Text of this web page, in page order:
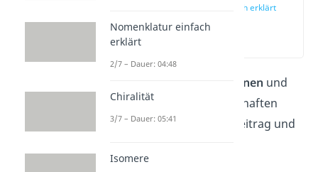
Amine einfach erklärt
Aminen und
ihren wichtigsten Eigenschaften
erfährst du in unserem Beitrag und
Nomenklatur einfach
erklärt
2/7 – Dauer: 04:48
Chiralität
3/7 – Dauer: 05:41
Isomere